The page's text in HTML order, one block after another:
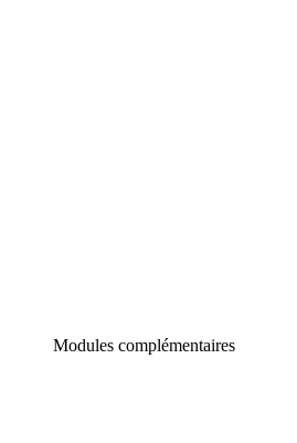
Modules complémentaires